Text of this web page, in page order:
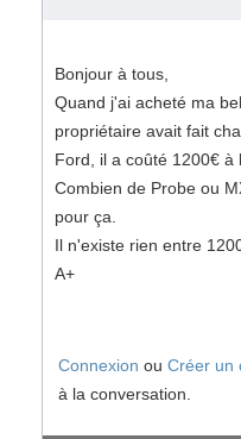
Bonjour à tous,
Quand j'ai acheté ma
propriétaire avait fait
Ford, il a coûté 1200€ à
Combien de Probe ou
pour ça.
Il n'existe rien entre
A+
Connexion ou Créer un
à la conversation.